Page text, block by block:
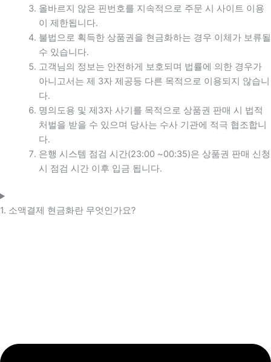
올바르지 않은 핀번호를 지속적으로 주문 시 사이트 이용
이 제한됩니다.
불법으로 획득한 상품권을 현금화하는 경우 이체가 보류될
수 있습니다.
고객님의 정보는 안전하게 보호되며 법률에 의한 경우가
아니고서는 제 3자 제공등 다른 목적으로 이용되지 않습니
다.
명의도용 및 제3자 사기를 목적으로 상품권 판매 시 법적
처벌을 받을 수 있으며 당사는 수사 기관에 적극 협조합니
다.
은행 시스템 점검 시간(23:00 ~00:35)은 상품권 판매 신청
시 점검 시간 이후 입금 됩니다.
1. 소액결제 현금화란 무엇인가요?